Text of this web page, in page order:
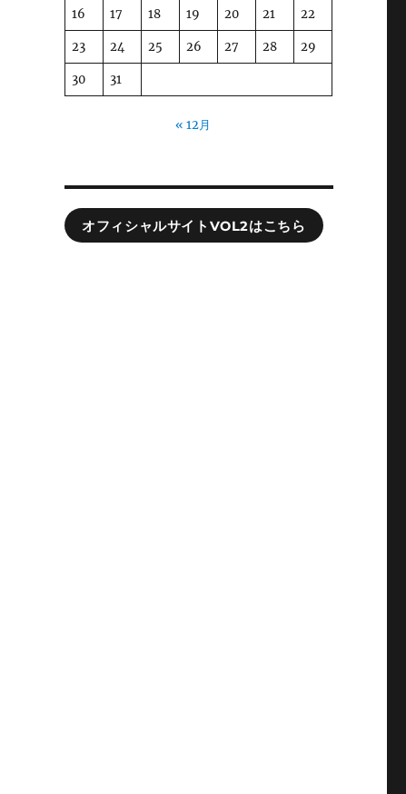
16 17 18 19 20 21 22
23 24 25 26 27 28 29
30 31
« 12月
オフィシャルサイトVOL2はこちら